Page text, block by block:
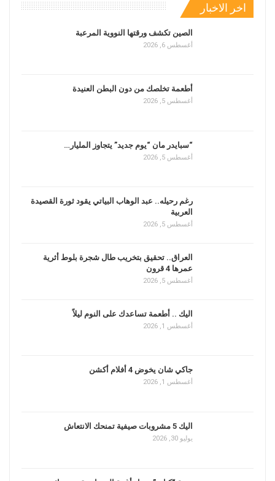
اخر الاخبار
الصين تكشف ورقتها النووية المرعبة
أغسطس 6, 2026
أطعمة تخلصك من دون البطن العنيدة
أغسطس 5, 2026
“سبايدر مان “يوم جديد” يتجاوز المليار…
أغسطس 5, 2026
رغم رحيله.. عبد الوهاب البياتي يقود ثورة القصيدة
العربية
أغسطس 5, 2026
العراق.. تحقيق بتخريب طال شجرة بلوط أثرية
عمرها 4 قرون
أغسطس 5, 2026
اليك .. أطعمة تساعدك على النوم ليلاً
أغسطس 1, 2026
جاكي شان يخوض 4 أفلام أكشن
أغسطس 1, 2026
اليك 5 مشروبات صيفية تمنحك الانتعاش
يوليو 30, 2026